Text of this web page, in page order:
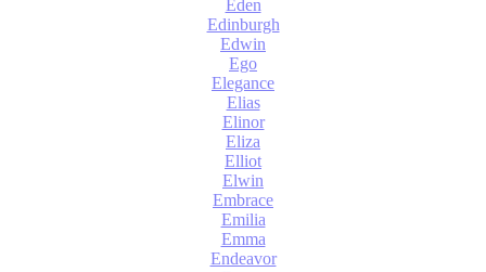
Eden
Edinburgh
Edwin
Ego
Elegance
Elias
Elinor
Eliza
Elliot
Elwin
Embrace
Emilia
Emma
Endeavor